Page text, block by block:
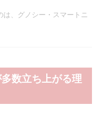
は、グノシー・スマートニ
数立ち上がる理